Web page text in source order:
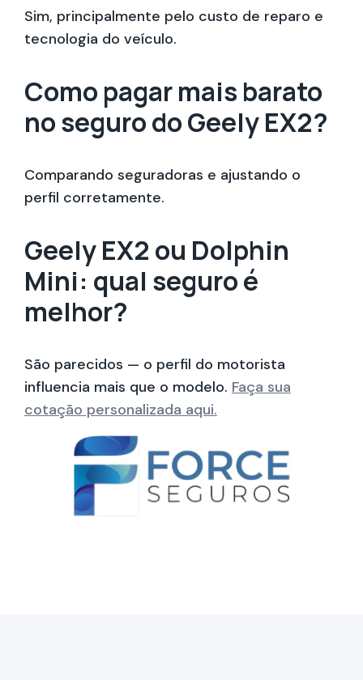
Sim, principalmente pelo custo de reparo e
tecnologia do veículo.
Como pagar mais barato
no seguro do Geely EX2?
Comparando seguradoras e ajustando o
perfil corretamente.
Geely EX2 ou Dolphin
Mini: qual seguro é
melhor?
São parecidos — o perfil do motorista
influencia mais que o modelo. Faça sua
cotação personalizada aqui.